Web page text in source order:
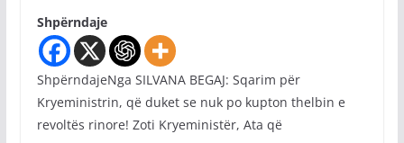
Shpërndaje
ShpërndajeNga SILVANA BEGAJ: Sqarim për
Kryeministrin, që duket se nuk po kupton thelbin e
revoltës rinore! Zoti Kryeministër, Ata që